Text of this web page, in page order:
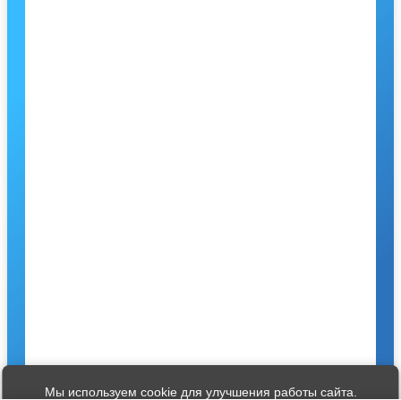
Мы используем cookie для улучшения работы сайта.